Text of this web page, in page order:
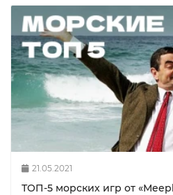
21.05.2021
ТОП-5 морских игр от